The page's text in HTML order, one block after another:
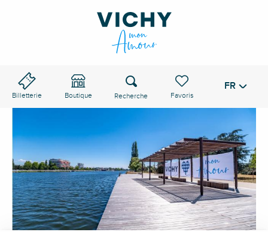
Billetterie Boutique
Voir les favoris
Recherche FR